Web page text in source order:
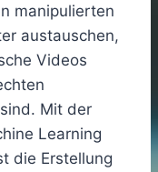
manipulierten
austauschen,
Videos
Mit der
Learning
die Erstellung